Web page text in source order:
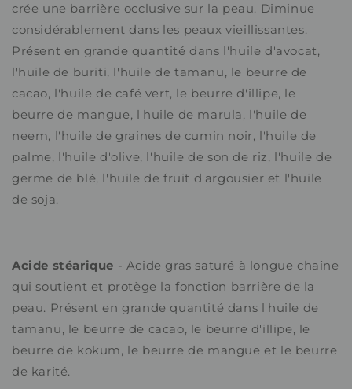
crée une barrière occlusive sur la peau. Diminue
considérablement dans les peaux vieillissantes.
Présent en grande quantité dans l'huile d'avocat,
l'huile de buriti, l'huile de tamanu, le beurre de
cacao, l'huile de café vert, le beurre d'illipe, le
beurre de mangue, l'huile de marula, l'huile de
neem, l'huile de graines de cumin noir, l'huile de
palme, l'huile d'olive, l'huile de son de riz, l'huile de
germe de blé, l'huile de fruit d'argousier et l'huile
de soja.
Acide stéarique - Acide gras saturé à longue chaîne
qui soutient et protège la fonction barrière de la
peau. Présent en grande quantité dans l'huile de
tamanu, le beurre de cacao, le beurre d'illipe, le
beurre de kokum, le beurre de mangue et le beurre
de karité.